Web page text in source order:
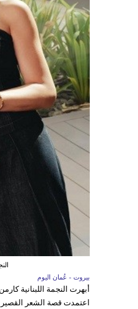
بيروت - عُمان اليوم
أبهرت النجمة اللبنانية
اعتمدت قصة الشعر القصير